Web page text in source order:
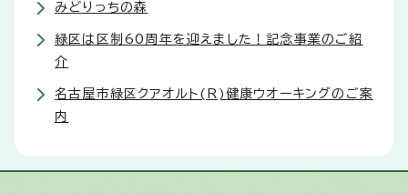
みどりっちの森
緑区は区制60周年を迎えました！記念事業のご紹
介
名古屋市緑区クアオルト(R)健康ウオーキングのご案
内